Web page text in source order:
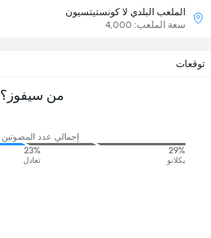
الملعب البلدي لا كونستيتسيون
سعة الملعب: 4,000
توقعات
من سيفوز؟
إجمالي عدد المصوتين 438
29%
يكلانو
23%
تعادل